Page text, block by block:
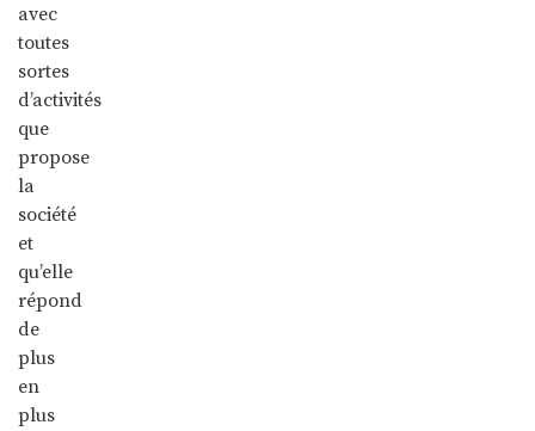
avec
toutes
sortes
d’activités
que
propose
la
société
et
qu’elle
répond
de
plus
en
plus